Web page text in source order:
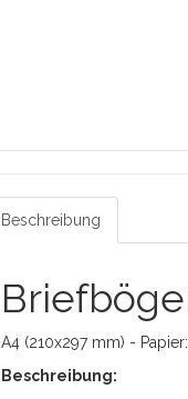
Beschreibung
A4 (210x297 mm) -
Beschreibung: